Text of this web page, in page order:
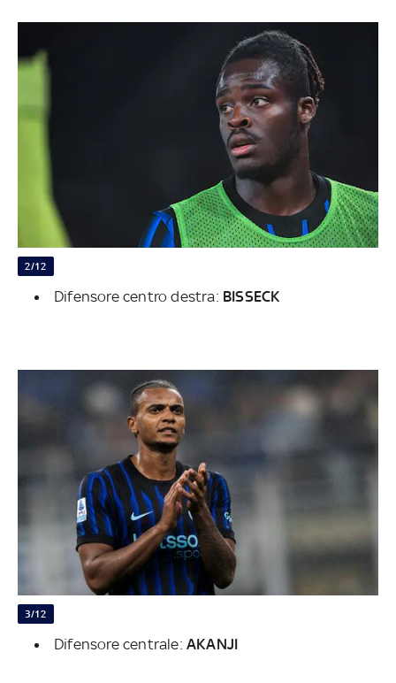
2/12
Difensore centro destra: BISSECK
3/12
Difensore centrale: AKANJI